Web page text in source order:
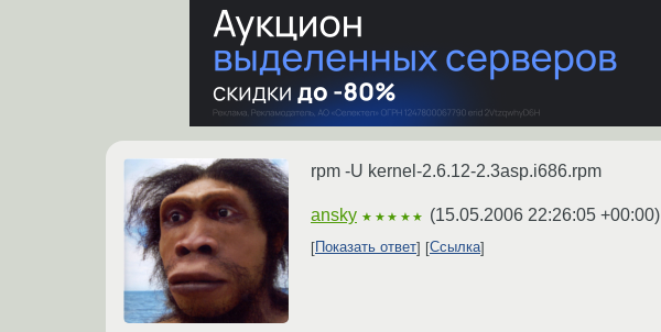
rpm -U kernel-2.6.12-2.3asp.i686.rpm
ansky ★★★★★ (15.05.2006 22:26:05 +00:00)
Показать ответ Ссылка